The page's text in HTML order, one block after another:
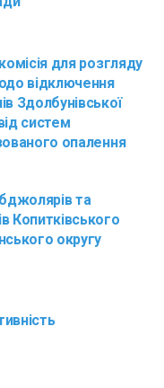
для розгляду
відключення
Здолбунівської
систем
опалення
та
Копитківського
округу